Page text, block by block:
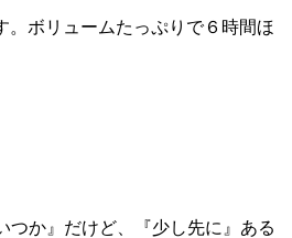
。ボリュームたっぷりで６時間ほ
つか』だけど、『少し先に』ある